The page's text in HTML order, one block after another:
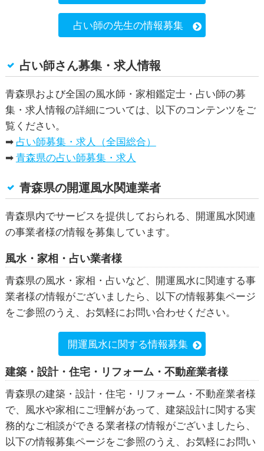
占い師の先生の情報募集
占い師さん募集・求人情報
青森県および全国の風水師・家相鑑定士・占い師の募
集・求人情報の詳細については、以下のコンテンツをご
覧ください。
➡ 占い師募集・求人（全国総合）
➡青森県の占い師募集・求人
青森県の開運風水関連業者
青森県内でサービスを提供しておられる、 開運風水関連
の事業者様の情報を募集しています。
風水・家相・占い業者様
青森県の風水・家相・占いなど、 開運風水に関連する事
業者様の情報がございましたら、以下の情報募集ページ
をご参照のうえ、お気軽にお問い合わせください。
開運風水に関する情報募集
建築・設計・住宅・リフォーム・不動産業者様
青森県の建築・設計・住宅・リフォーム・不動産業者様
で、風水や家相にご理解があって、建築設計に関する実
務的なご相談ができる業者様の情報がございましたら、
以下の情報募集ページをご参照のうえ、お気軽にお問い